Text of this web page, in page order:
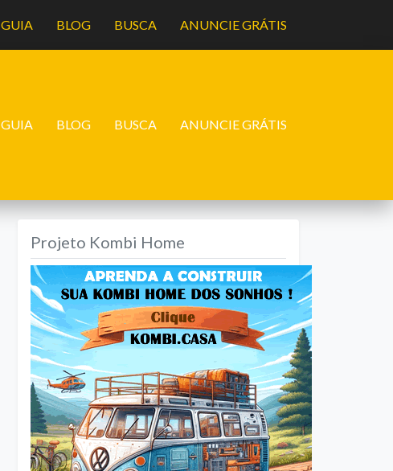
GUIA BLOG BUSCA ANUNCIE GRÁTIS
GUIA BLOG BUSCA ANUNCIE GRÁTIS
Projeto Kombi Home